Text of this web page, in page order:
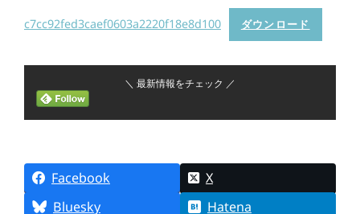
c7cc92fed3caef0603a2220f18e8d100 ダウンロード
＼ 最新情報をチェック ／
Facebook
X
Bluesky
Hatena